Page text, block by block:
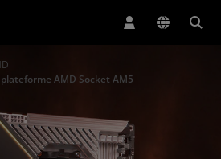
AMD Socket AM5